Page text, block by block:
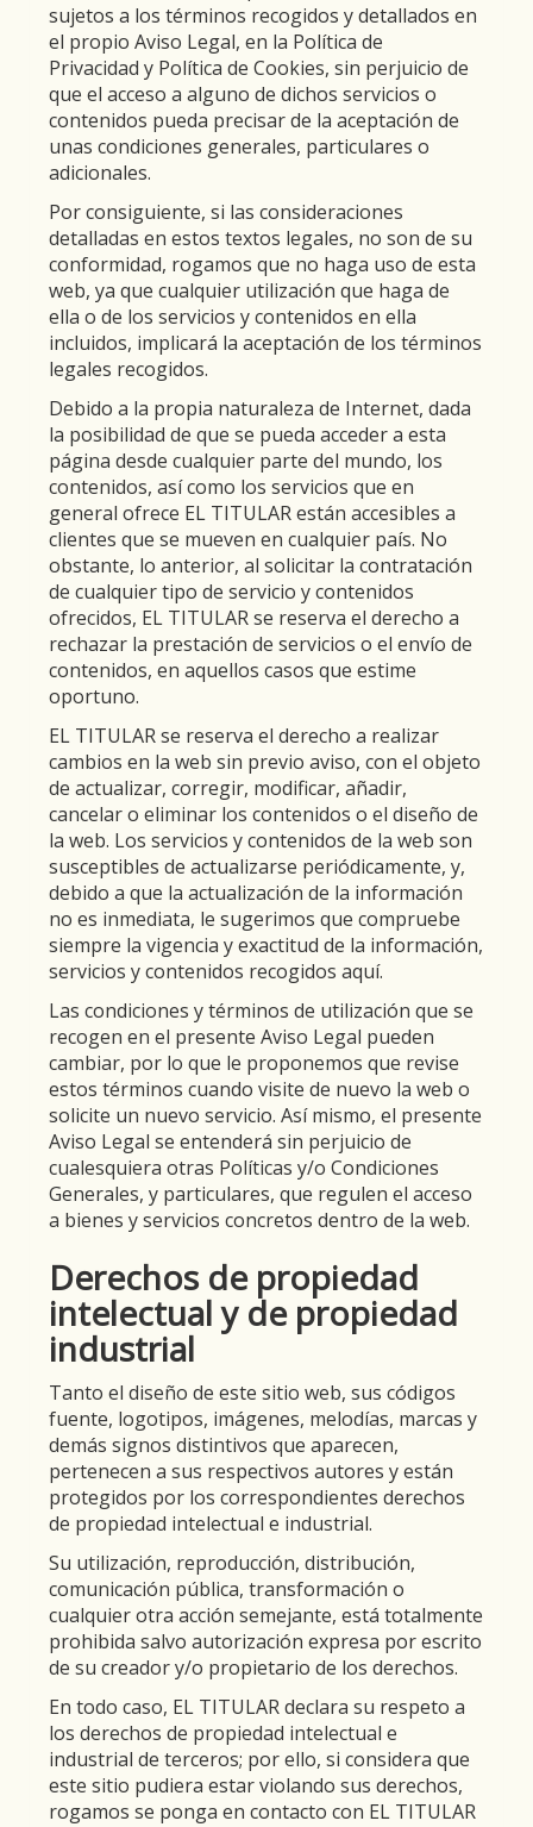
sujetos a los términos recogidos y detallados en
el propio Aviso Legal, en la Política de
Privacidad y Política de Cookies, sin perjuicio de
que el acceso a alguno de dichos servicios o
contenidos pueda precisar de la aceptación de
unas condiciones generales, particulares o
adicionales.
Por consiguiente, si las consideraciones
detalladas en estos textos legales, no son de su
conformidad, rogamos que no haga uso de esta
web, ya que cualquier utilización que haga de
ella o de los servicios y contenidos en ella
incluidos, implicará la aceptación de los términos
legales recogidos.
Debido a la propia naturaleza de Internet, dada
la posibilidad de que se pueda acceder a esta
página desde cualquier parte del mundo, los
contenidos, así como los servicios que en
general ofrece EL TITULAR están accesibles a
clientes que se mueven en cualquier país. No
obstante, lo anterior, al solicitar la contratación
de cualquier tipo de servicio y contenidos
ofrecidos, EL TITULAR se reserva el derecho a
rechazar la prestación de servicios o el envío de
contenidos, en aquellos casos que estime
oportuno.
EL TITULAR se reserva el derecho a realizar
cambios en la web sin previo aviso, con el objeto
de actualizar, corregir, modificar, añadir,
cancelar o eliminar los contenidos o el diseño de
la web. Los servicios y contenidos de la web son
susceptibles de actualizarse periódicamente, y,
debido a que la actualización de la información
no es inmediata, le sugerimos que compruebe
siempre la vigencia y exactitud de la información,
servicios y contenidos recogidos aquí.
Las condiciones y términos de utilización que se
recogen en el presente Aviso Legal pueden
cambiar, por lo que le proponemos que revise
estos términos cuando visite de nuevo la web o
solicite un nuevo servicio. Así mismo, el presente
Aviso Legal se entenderá sin perjuicio de
cualesquiera otras Políticas y/o Condiciones
Generales, y particulares, que regulen el acceso
a bienes y servicios concretos dentro de la web.
Derechos de propiedad
intelectual y de propiedad
industrial
Tanto el diseño de este sitio web, sus códigos
fuente, logotipos, imágenes, melodías, marcas y
demás signos distintivos que aparecen,
pertenecen a sus respectivos autores y están
protegidos por los correspondientes derechos
de propiedad intelectual e industrial.
Su utilización, reproducción, distribución,
comunicación pública, transformación o
cualquier otra acción semejante, está totalmente
prohibida salvo autorización expresa por escrito
de su creador y/o propietario de los derechos.
En todo caso, EL TITULAR declara su respeto a
los derechos de propiedad intelectual e
industrial de terceros; por ello, si considera que
este sitio pudiera estar violando sus derechos,
rogamos se ponga en contacto con EL TITULAR